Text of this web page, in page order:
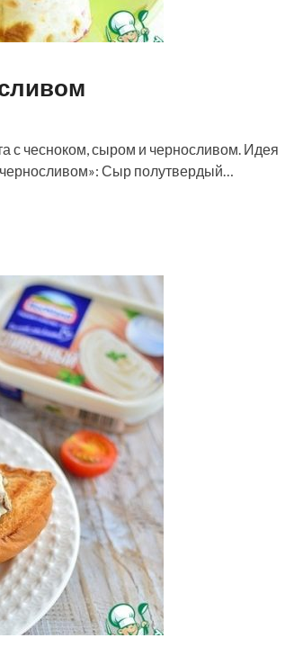
с чесноком, сыром и черносливом. Идея
Сыр полутвердый…